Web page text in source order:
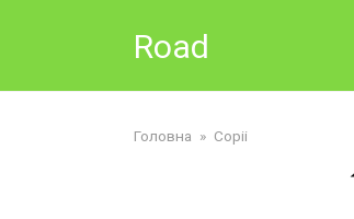
Road
Головна » Copii